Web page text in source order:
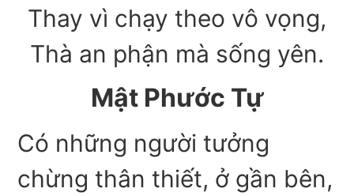
Thay vì chạy theo vô vọng,
Thà an phận mà sống yên.
Mật Phước Tự
Có những người tưởng
chừng thân thiết, ở gần bên,